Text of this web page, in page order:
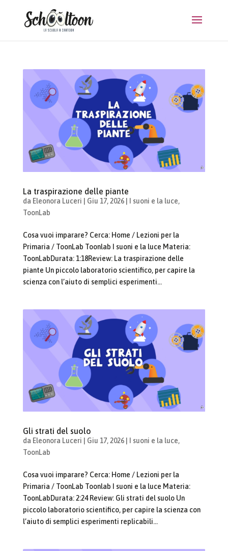
La traspirazione delle piante
da Eleonora Luceri | Giu 17, 2026| I suoni e la luce,
ToonLab
Cosa vuoi imparare? Cerca: Home / Lezioni per la
Primaria / ToonLab Toonlab I suoni e la luce Materia:
ToonLabDurata: 1:18Review: La traspirazione delle
piante Un piccolo laboratorio scientifico, per capire la
scienza con l’aiuto di semplici esperimenti...
Gli strati del suolo
da Eleonora Luceri Giu 17, 2026| I suoni e la luce,
ToonLab
Cosa vuoi imparare? Cerca: Home / Lezioni per la
Primaria / ToonLab Toonlab I suoni e la luce Materia:
ToonLabDurata: 2:24 Review: Gli strati del suolo Un
piccolo laboratorio scientifico, per capire la scienza con
l’aiuto di semplici esperimenti replicabili...